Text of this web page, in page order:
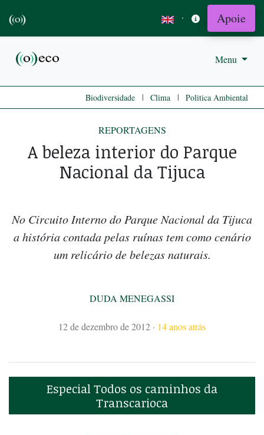
· Apoie
Menu
Biodiversidade | Clima | Politica Ambiental
REPORTAGENS
A beleza interior do Parque
Nacional da Tijuca
No Circuito Interno do Parque Nacional da Tijuca
a história contada pelas ruínas tem como cenário
um relicário de belezas naturais.
DUDA MENEGASSI
12 de dezembro de 2012 · 14 anos atrás
Especial Todos os caminhos da
Transcarioca